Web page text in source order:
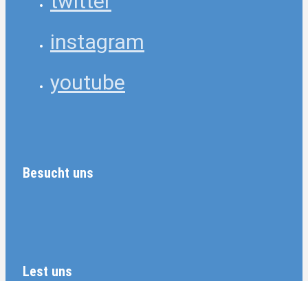
instagram
youtube
Besucht uns
Lest uns